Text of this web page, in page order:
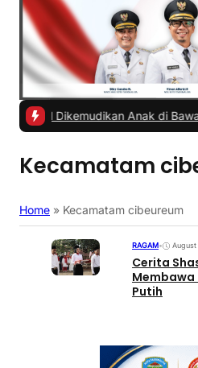
Dikemudikan Anak di Bawah
Kecamatam
Home » Kecamatam cibeureum
RAGAM• August
Cerita
Membawa
Putih